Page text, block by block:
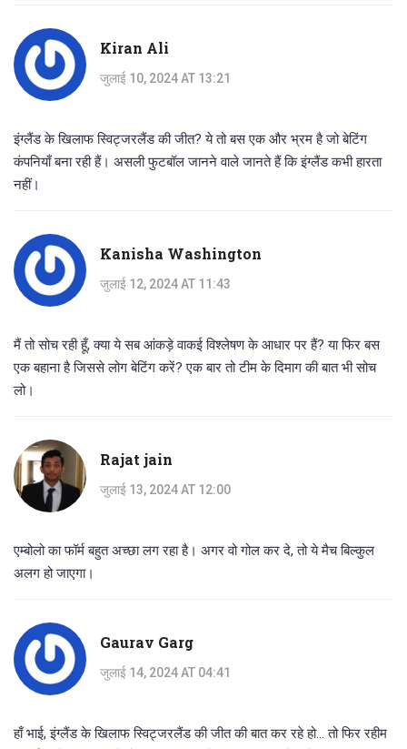
Kiran Ali
जुलाई 10, 2024 AT 13:21
इंग्लैंड के खिलाफ स्विट्जरलैंड की जीत? ये तो बस एक और भ्रम है जो बेटिंग
कंपनियाँ बना रही हैं। असली फुटबॉल जानने वाले जानते हैं कि इंग्लैंड कभी हारता
नहीं।
Kanisha Washington
जुलाई 12, 2024 AT 11:43
मैं तो सोच रही हूँ, क्या ये सब आंकड़े वाकई विश्लेषण के आधार पर हैं? या फिर बस
एक बहाना है जिससे लोग बेटिंग करें? एक बार तो टीम के दिमाग की बात भी सोच
लो।
Rajat jain
जुलाई 13, 2024 AT 12:00
एम्बोलो का फॉर्म बहुत अच्छा लग रहा है। अगर वो गोल कर दे, तो ये मैच बिल्कुल
अलग हो जाएगा।
Gaurav Garg
जुलाई 14, 2024 AT 04:41
हाँ भाई, इंग्लैंड के खिलाफ स्विट्जरलैंड की जीत की बात कर रहे हो... तो फिर रहीम